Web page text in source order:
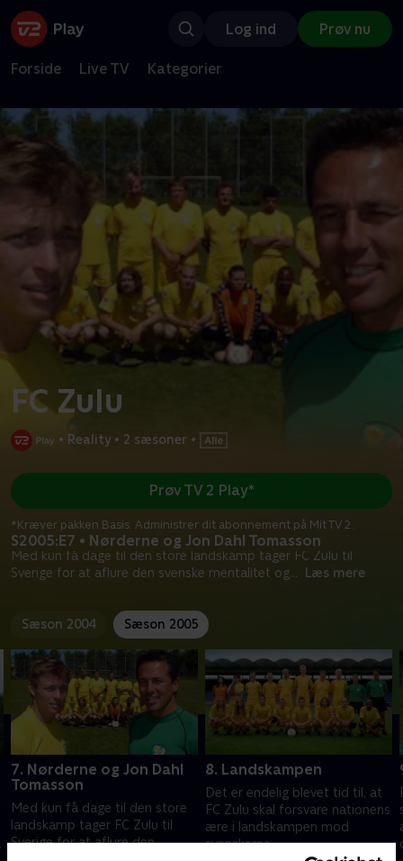
Log ind Prøv nu
Forside Live TV Kategorier
FC Zulu
• Reality • 2 sæsoner •
S2005:E7 • Nørderne og Jon Dahl Tomasson
Med kun få dage til den store landskamp tager FC Zulu til
Sverige for at aflure den svenske mentalitet og... Læs mere
Prøv TV 2 Play*
*Kræver pakken Basis. Administrer dit abonnement på Mit TV 2.
Sæson 2004 Sæson 2005
7. Nørderne og Jon Dahl
Tomasson
Med kun få dage til den store
landskamp tager FC Zulu til
Sverige for at aflure den
8. Landskampen
Det er endelig blevet tid til, at
FC Zulu skal forsvare nationens
ære i landskampen mod
svenskerne. .